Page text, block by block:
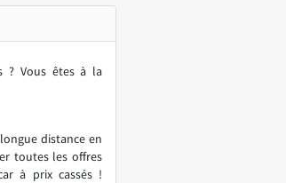
? Vous êtes à la
distance en
toutes les offres
à prix cassés !